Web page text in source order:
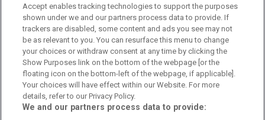
Kontakta oss
Kundtjänst
Sponsor: Rekatochklart
Annonsera på Fotbolldirekt
Redaktionell policy
Accept enables tracking technologies to support the purposes
shown under we and our partners process data to provide. If
trackers are disabled, some content and ads you see may not
be as relevant to you. You can resurface this menu to change
your choices or withdraw consent at any time by clicking the
Show Purposes link on the bottom of the webpage [or the
floating icon on the bottom-left of the webpage, if applicable].
Your choices will have effect within our Website. For more
details, refer to our Privacy Policy.
We and our partners process data to provide: